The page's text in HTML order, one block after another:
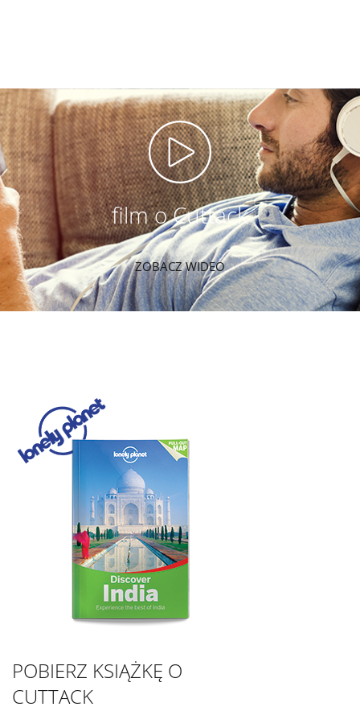
film o Cuttack
ZOBACZ WIDEO
POBIERZ KSIĄŻKĘ O
CUTTACK